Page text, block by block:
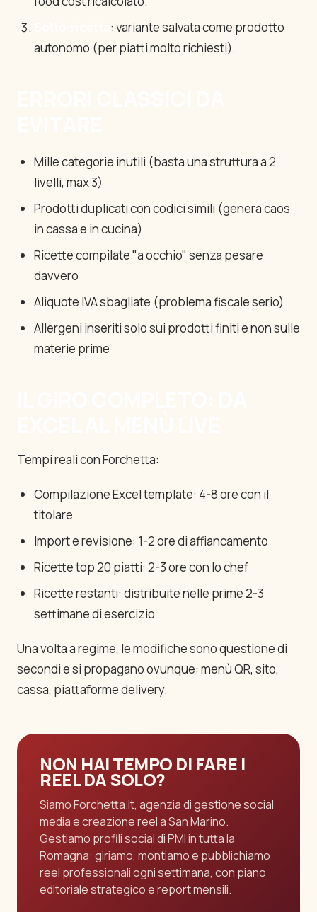
: variante salvata come prodotto
autonomo (per piatti molto richiesti).
Mille categorie inutili (basta una struttura a 2
livelli, max 3)
Prodotti duplicati con codici simili (genera caos
in cassa e in cucina)
Ricette compilate "a occhio" senza pesare
davvero
Aliquote IVA sbagliate (problema fiscale serio)
Allergeni inseriti solo sui prodotti finiti e non sulle
materie prime
Tempi reali con Forchetta:
Compilazione Excel template: 4-8 ore con il
titolare
Import e revisione: 1-2 ore di affiancamento
Ricette top 20 piatti: 2-3 ore con lo chef
Ricette restanti: distribuite nelle prime 2-3
settimane di esercizio
Una volta a regime, le modifiche sono questione di
secondi e si propagano ovunque: menù QR, sito,
cassa, piattaforme delivery.
NON HAI TEMPO DI FARE I
REEL DA SOLO?
Siamo Forchetta.it, agenzia di gestione social
media e creazione reel a San Marino.
Gestiamo profili social di PMI in tutta la
Romagna: giriamo, montiamo e pubblichiamo
reel professionali ogni settimana, con piano
editoriale strategico e report mensili.